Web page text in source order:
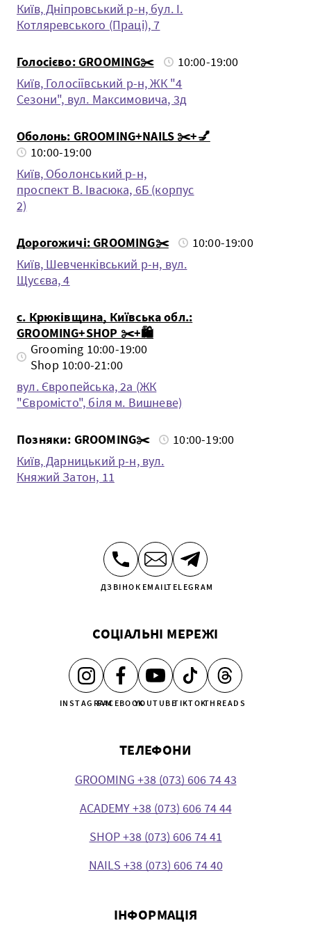
Київ, Дніпровський р-н, бул. І.
Котляревського (Праці), 7
Голосієво: GROOMING✂️
10:00-19:00
Київ, Голосіївський р-н, ЖК "4
Сезони", вул. Максимовича, 3д
Оболонь: GROOMING+NAILS ✂️+💅
10:00-19:00
Київ, Оболонський р-н,
проспект В. Івасюка, 6Б (корпус
2)
Дорогожичі: GROOMING✂️
10:00-19:00
Київ, Шевченкiвський р-н, вул.
Щусєва, 4
с. Крюківщина, Київська обл.:
GROOMING+SHOP ✂️+🛍️
Grooming 10:00-19:00
Shop 10:00-21:00
вул. Європейська, 2а (ЖК
"Євромісто", біля м. Вишневе)
Позняки: GROOMING✂️
10:00-19:00
Київ, Дарницький р-н, вул.
Княжий Затон, 11
ДЗВІНОК EMAILTELEGRAM
СОЦІАЛЬНІ МЕРЕЖІ
INSTAGRAMFACEBOOKYOUTUBETIKTOKTHREADS
ТЕЛЕФОНИ
GROOMING +38 (073) 606 74 43
ACADEMY +38 (073) 606 74 44
SHOP +38 (073) 606 74 41
NAILS +38 (073) 606 74 40
ІНФОРМАЦІЯ